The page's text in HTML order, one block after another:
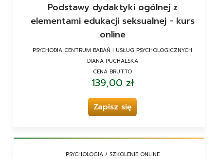
Podstawy dydaktyki ogólnej z
elementami edukacji seksualnej - kurs
online
PSYCHODIA CENTRUM BADAŃ I USŁUG PSYCHOLOGICZNYCH
DIANA PUCHALSKA
CENA BRUTTO
139,00 zł
Zapisz się
PSYCHOLOGIA / SZKOLENIE ONLINE